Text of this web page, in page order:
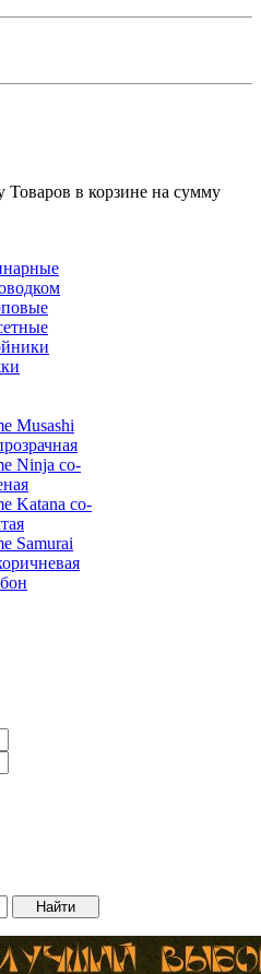
Товаров в корзине на сумму
Musashi
Ninja co-
Katana co-
Samurai